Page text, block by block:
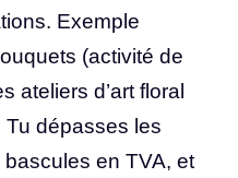
Exemple
(activité de
ateliers d’art floral
Tu dépasses les
en TVA, et